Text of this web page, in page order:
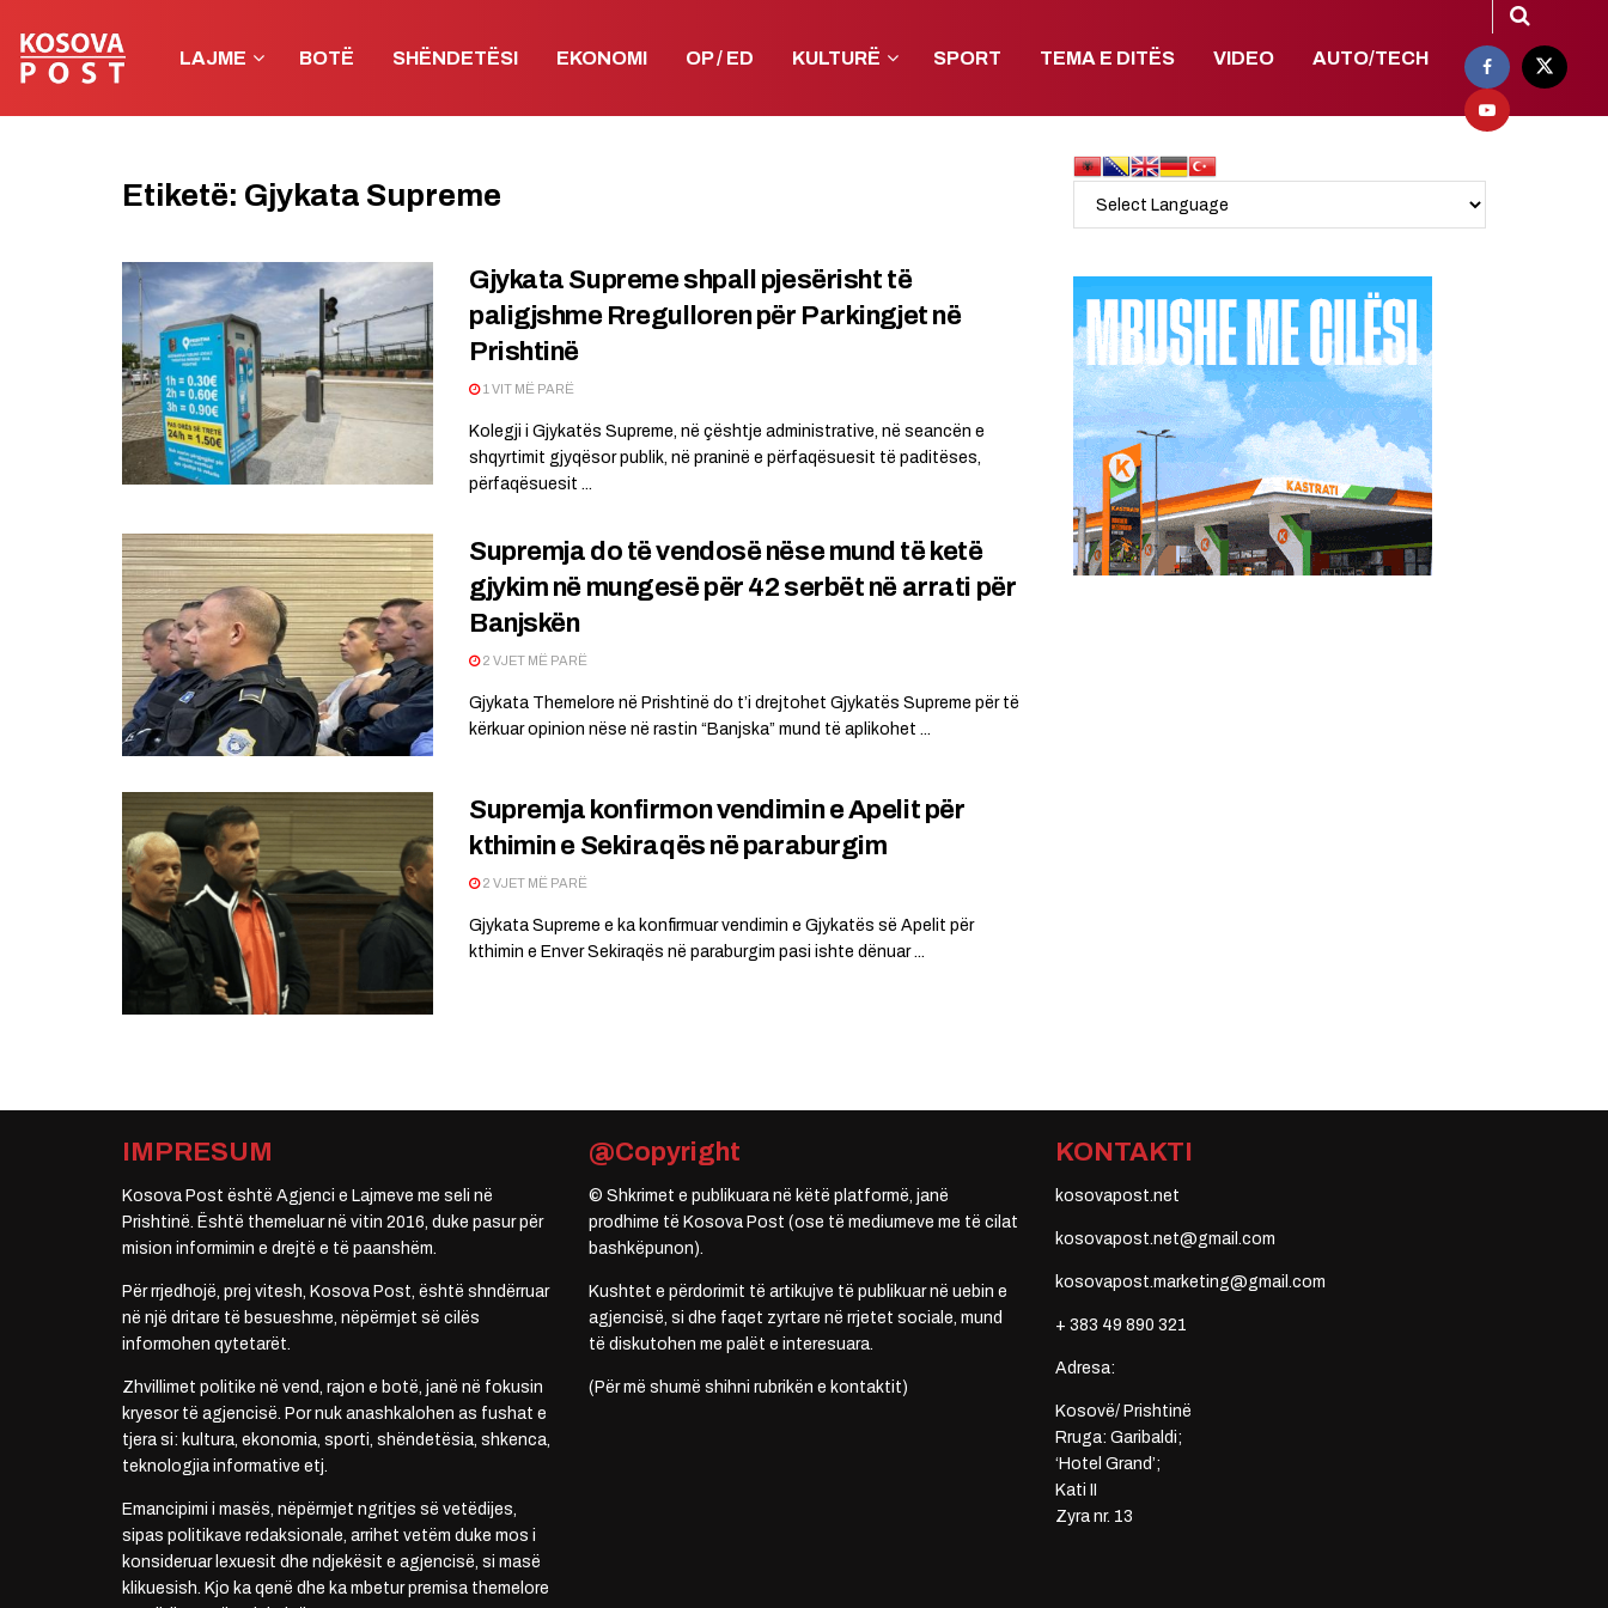
LAJME BOTË SHËNDETËSI EKONOMI OP / ED KULTURË SPORT TEMA E DITËS VIDEO AUTO/TECH
Etiketë: Gjykata Supreme
Gjykata Supreme shpall pjesërisht të
paligjshme Rregulloren për Parkingjet në
Prishtinë
1 VIT MË PARË
Kolegji i Gjykatës Supreme, në çështje administrative, në seancën e
shqyrtimit gjyqësor publik, në praninë e përfaqësuesit të paditëses,
përfaqësuesit ...
Supremja do të vendosë nëse mund të ketë
gjykim në mungesë për 42 serbët në arrati për
Banjskën
2 VJET MË PARË
Gjykata Themelore në Prishtinë do t’i drejtohet Gjykatës Supreme për të
kërkuar opinion nëse në rastin “Banjska” mund të aplikohet ...
Supremja konfirmon vendimin e Apelit për
kthimin e Sekiraqës në paraburgim
2 VJET MË PARË
Gjykata Supreme e ka konfirmuar vendimin e Gjykatës së Apelit për
kthimin e Enver Sekiraqës në paraburgim pasi ishte dënuar ...
IMPRESUM
Kosova Post është Agjenci e Lajmeve me seli në
Prishtinë. Është themeluar në vitin 2016, duke pasur për
mision informimin e drejtë e të paanshëm.
Për rrjedhojë, prej vitesh, Kosova Post, është shndërruar
në një dritare të besueshme, nëpërmjet së cilës
informohen qytetarët.
Zhvillimet politike në vend, rajon e botë, janë në fokusin
kryesor të agjencisë. Por nuk anashkalohen as fushat e
tjera si: kultura, ekonomia, sporti, shëndetësia, shkenca,
teknologjia informative etj.
Emancipimi i masës, nëpërmjet ngritjes së vetëdijes,
sipas politikave redaksionale, arrihet vetëm duke mos i
konsideruar lexuesit dhe ndjekësit e agjencisë, si masë
klikuesish. Kjo ka qenë dhe ka mbetur premisa themelore
@Copyright
© Shkrimet e publikuara në këtë platformë, janë
prodhime të Kosova Post (ose të mediumeve me të cilat
bashkëpunon).
Kushtet e përdorimit të artikujve të publikuar në uebin e
agjencisë, si dhe faqet zyrtare në rrjetet sociale, mund
të diskutohen me palët e interesuara.
(Për më shumë shihni rubrikën e kontaktit)
KONTAKTI
kosovapost.net
kosovapost.net@gmail.com
kosovapost.marketing@gmail.com
+ 383 49 890 321
Adresa:
Kosovë/ Prishtinë
Rruga: Garibaldi;
‘Hotel Grand’;
Kati II
Zyra nr. 13